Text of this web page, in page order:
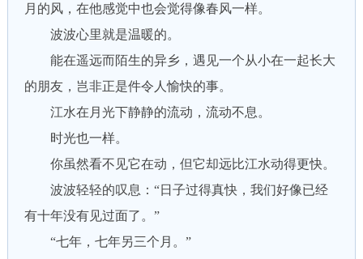
月的风，在他感觉中也会觉得像春风一样。
波波心里就是温暖的。
能在遥远而陌生的异乡，遇见一个从小在一起长大
的朋友，岂非正是件令人愉快的事。
江水在月光下静静的流动，流动不息。
时光也一样。
你虽然看不见它在动，但它却远比江水动得更快。
波波轻轻的叹息：“日子过得真快，我们好像已经
有十年没有见过面了。”
“七年，七年另三个月。”